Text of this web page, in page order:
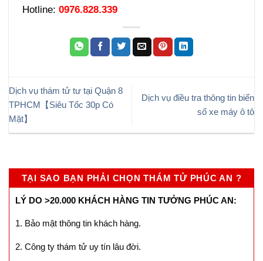
Hotline:0976.828.339
Dịch vụ thám tử tư tại Quận 8
TPHCM【Siêu Tốc 30p Có
Mặt】
Dịch vụ điều tra thông tin biển
số xe máy ô tô
TẠI SAO BẠN PHẢI CHỌN THÁM TỬ PHÚC AN ?
LÝ DO >20.000 KHÁCH HÀNG TIN TƯỞNG PHÚC AN:
1. Bảo mật thông tin khách hàng.
2. Công ty thám tử uy tín lâu đời.